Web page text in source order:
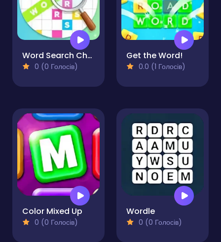
Word Search Challenge
0 (0 Голосів)
Get the Word!
0.0 (1 Голосів)
Color Mixed Up
0 (0 Голосів)
Wordle
0 (0 Голосів)